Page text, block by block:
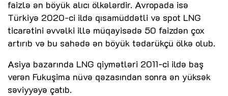
faizlə ən böyük alıcı ölkələrdir. Avropada isə
Türkiyə 2020-ci ildə qısamüddətli və spot LNG
ticarətini əvvəlki illə müqayisədə 50 faizdən çox
artırıb və bu sahədə ən böyük tədarükçü ölkə olub.
Asiya bazarında LNG qiymətləri 2011-ci ildə baş
verən Fukuşima nüvə qəzasından sonra ən yüksək
səviyyəyə çatıb.